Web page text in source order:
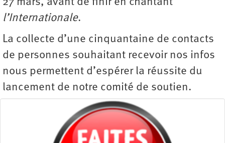
l’Internationale.
La collecte d’une cinquantaine de contacts
de personnes souhaitant recevoir nos infos
nous permettent d’espérer la réussite du
lancement de notre comité de soutien.